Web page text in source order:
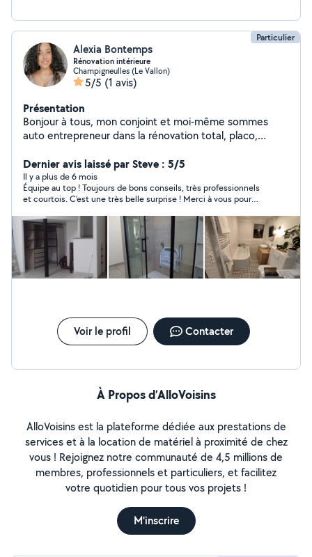
Particulier
Alexia Bontemps
Rénovation intérieure
Champigneulles (Le Vallon)
5/5 (1 avis)
Présentation
Bonjour à tous, mon conjoint et moi-même sommes
auto entrepreneur dans la rénovation total, placo,
en main... Nous serions ravis de réaliser vos projets !
Dernier avis laissé par Steve : 5/5
Il y a plus de 6 mois
Équipe au top ! Toujours de bons conseils, très professionnels
et courtois. C’est une très belle surprise ! Merci à vous pour
Voir le profil Contacter
À Propos d’AlloVoisins
AlloVoisins est la plateforme dédiée aux prestations de
services et à la location de matériel à proximité de chez
vous ! Rejoignez notre communauté de 4,5 millions de
membres, professionnels et particuliers, et facilitez
votre quotidien pour tous vos projets !
M'inscrire